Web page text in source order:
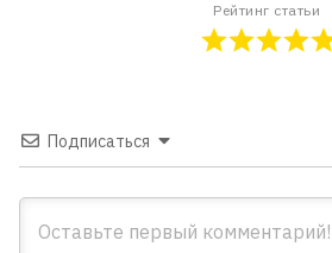
Рейтинг статьи
Подписаться